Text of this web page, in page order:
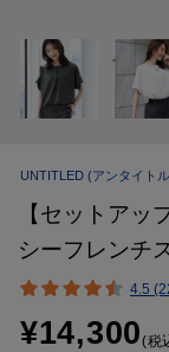
UNTITLED (アンタイト
【セットアッ
シーフレンチ
4.5
¥14,300(税